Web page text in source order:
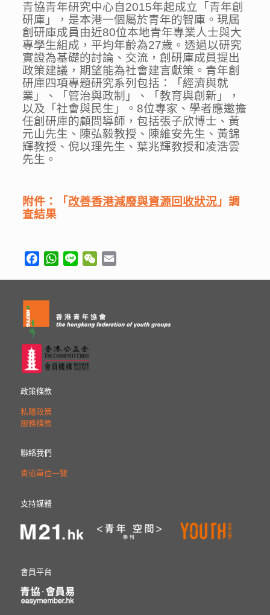
青協青年研究中心自2015年起成立「青年創
研庫」，是本港一個屬於青年的智庫。現屆
創研庫成員由近80位本地青年專業人士與大
專學生組成，平均年齡為27歲。透過以研究
實證為基礎的討論、交流，創研庫成員提出
政策建議，期望能為社會建言獻策。青年創
研庫四項專題研究系列包括：「經濟與就
業」、「管治與政制」、「教育與創新」，
以及「社會與民生」。8位專家、學者應邀擔
任創研庫的顧問導師，包括張子欣博士、黃
元山先生、陳弘毅教授、陳維安先生、黃錦
輝教授、倪以理先生、葉兆輝教授和凌浩雲
先生。
附件：「 改善香港減廢與資源回收狀況 」調
查結果
FacebookWhatsApp
Line WeChat
政策條款
私隱政策
服務條款
聯絡我們
青協單位一覽
支持媒體
會員平台